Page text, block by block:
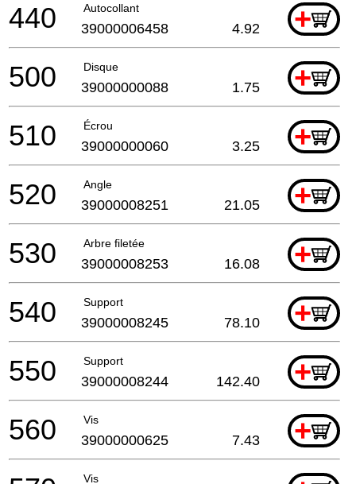
Autocollant +
440 39000006458 4.92
Disque +
500 39000000088 1.75
Écrou +
510 39000000060 3.25
Angle +
520 39000008251 21.05
Arbre filetée +
530 39000008253 16.08
Support +
540 39000008245 78.10
Support +
550 39000008244 142.40
Vis +
560 39000000625 7.43
Vis